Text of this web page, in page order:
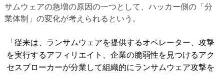
サムウェアの急増の原因の一つとして、ハッカー側の「分
業体制」の変化が考えられるという。
「従来は、ランサムウェアを提供するオペレーター、攻撃
を実行するアフィリエイト、企業の脆弱性を見つけるアク
セスブローカーが分業して組織的にランサムウェア攻撃を